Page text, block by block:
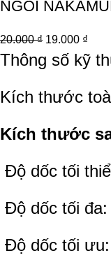
NGÓI
20.000₫ 19.000 ₫
Thông số kỹ
Kích thước
Kích thước
Độ dốc tối
Độ dốc tối đa:
Độ dốc tối